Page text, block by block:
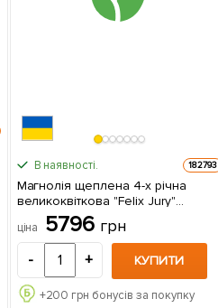
В наявності. 182793
Магнолія щеплена 4-х річна
великоквіткова "Felix Jury"
(висота 70-90см) 1 саджанець в
упаковці
ціна 5796 грн
- + КУПИТИ
+200 грн бонусів за покупку